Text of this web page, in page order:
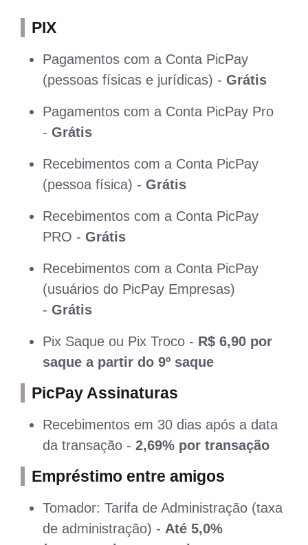
PIX
Pagamentos com a Conta PicPay
(pessoas físicas e jurídicas) - Grátis
Pagamentos com a Conta PicPay Pro
- Grátis
Recebimentos com a Conta PicPay
(pessoa física) - Grátis
Recebimentos com a Conta PicPay
PRO - Grátis
Recebimentos com a Conta PicPay
(usuários do PicPay Empresas)
- Grátis
Pix Saque ou Pix Troco - R$ 6,90 por
saque a partir do 9º saque
PicPay Assinaturas
Recebimentos em 30 dias após a data
da transação - 2,69% por transação
Empréstimo entre amigos
Tomador: Tarifa de Administração (taxa
de administração) - Até 5,0%